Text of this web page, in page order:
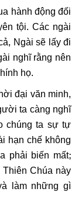
hành động đối
tội. Các ngài
Ngài sẽ lấy đi
nghĩ rằng nên
họ.
đại văn minh,
ta càng nghĩ
chúng ta sự tự
hạn chế không
phải biến mất;
Chúa này
làm những gì